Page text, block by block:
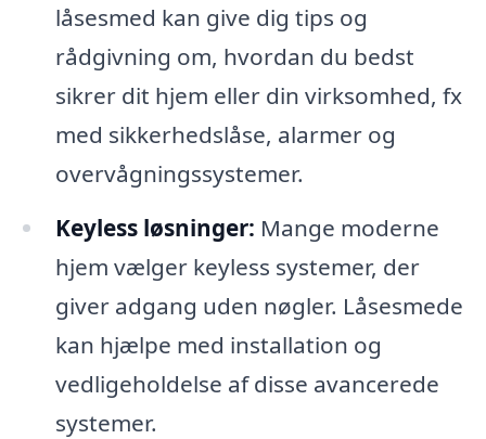
låsesmed kan give dig tips og
rådgivning om, hvordan du bedst
sikrer dit hjem eller din virksomhed, fx
med sikkerhedslåse, alarmer og
overvågningssystemer.
Keyless løsninger: Mange moderne
hjem vælger keyless systemer, der
giver adgang uden nøgler. Låsesmede
kan hjælpe med installation og
vedligeholdelse af disse avancerede
systemer.